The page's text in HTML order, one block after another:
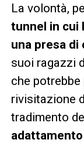
La volontà,
tunnel in cui
una presa
suoi ragazzi
che
rivisitazione
tradimento